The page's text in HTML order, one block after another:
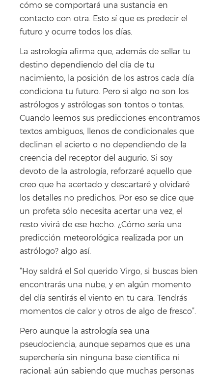
cómo se comportará una sustancia en
contacto con otra. Esto sí que es predecir el
futuro y ocurre todos los días.
La astrología afirma que, además de sellar tu
destino dependiendo del día de tu
nacimiento, la posición de los astros cada día
condiciona tu futuro. Pero si algo no son los
astrólogos y astrólogas son tontos o tontas.
Cuando leemos sus predicciones encontramos
textos ambiguos, llenos de condicionales que
declinan el acierto o no dependiendo de la
creencia del receptor del augurio. Si soy
devoto de la astrología, reforzaré aquello que
creo que ha acertado y descartaré y olvidaré
los detalles no predichos. Por eso se dice que
un profeta sólo necesita acertar una vez, el
resto vivirá de ese hecho. ¿Cómo sería una
predicción meteorológica realizada por un
astrólogo? algo así.
“Hoy saldrá el Sol querido Virgo, si buscas bien
encontrarás una nube, y en algún momento
del día sentirás el viento en tu cara. Tendrás
momentos de calor y otros de algo de fresco”.
Pero aunque la astrología sea una
pseudociencia, aunque sepamos que es una
superchería sin ninguna base científica ni
racional; aún sabiendo que muchas personas